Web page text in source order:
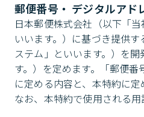
郵便番号・ デジタルアド
日本郵便株式会社（以下「
いいます。）に基づき提供
ステム」といいます。）を
す。）を定めます。「郵便
に定める内容と、本特約に
なお、本特約で使用される